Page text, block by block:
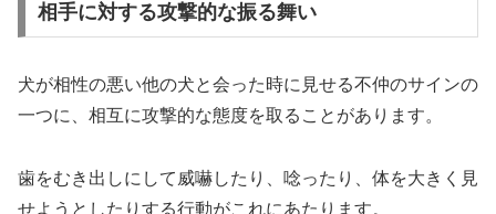
相手に対する攻撃的な振る舞い
犬が相性の悪い他の犬と会った時に見せる不仲のサインの
一つに、相互に攻撃的な態度を取ることがあります。
歯をむき出しにして威嚇したり、唸ったり、体を大きく見
せようとしたりする行動がこれにあたります。